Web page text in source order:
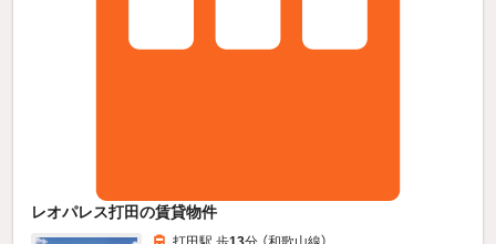
レオパレス打田の賃貸物件